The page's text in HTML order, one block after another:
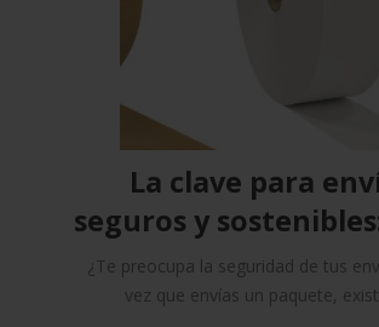
La clave para
seguros y
engomado de
¿Te preocupa la seguridad de tus
vez que envías un paquete,